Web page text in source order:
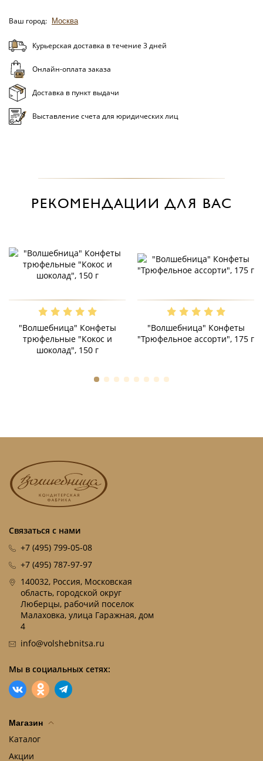
Ваш город: Москва
Курьерская доставка в течение 3 дней
Онлайн-оплата заказа
Доставка в пункт выдачи
Выставление счета для юридических лиц
РЕКОМЕНДАЦИИ ДЛЯ ВАС
"Волшебница" Конфеты
трюфельные "Кокос и
шоколад", 150 г
"Волшебница" Конфеты
"Трюфельное ассорти", 175 г
Связаться с нами
+7 (495) 799-05-08
+7 (495) 787-97-97
140032, Россия, Московская
область, городской округ
Люберцы, рабочий поселок
Малаховка, улица Гаражная, дом
4
info@volshebnitsa.ru
Мы в социальных сетях:
Магазин
Каталог
Акции